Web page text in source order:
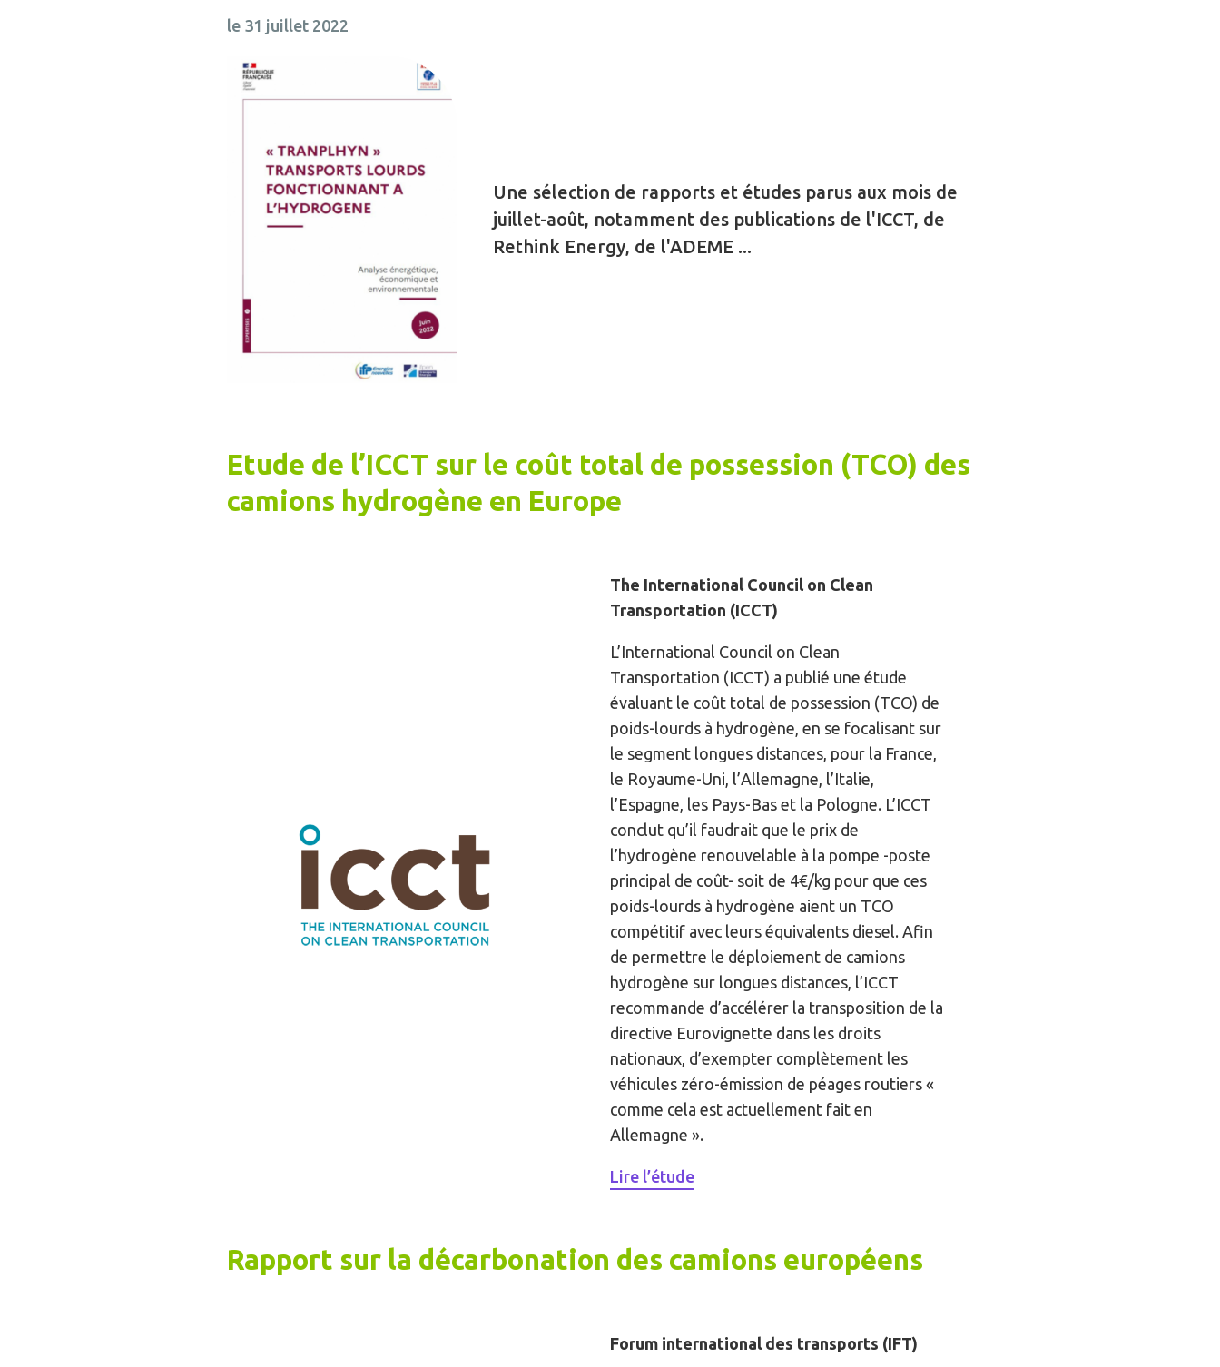
le 31 juillet 2022
Une sélection de rapports et études parus aux mois de
juillet-août, notamment des publications de l'ICCT, de
Rethink Energy, de l'ADEME ...
Etude de l’ICCT sur le coût total de possession (TCO) des
camions hydrogène en Europe
The International Council on Clean
Transportation (ICCT)
L’International Council on Clean
Transportation (ICCT) a publié une étude
évaluant le coût total de possession (TCO) de
poids-lourds à hydrogène, en se focalisant sur
le segment longues distances, pour la France,
le Royaume-Uni, l’Allemagne, l’Italie,
l’Espagne, les Pays-Bas et la Pologne. L’ICCT
conclut qu’il faudrait que le prix de
l’hydrogène renouvelable à la pompe -poste
principal de coût- soit de 4€/kg pour que ces
poids-lourds à hydrogène aient un TCO
compétitif avec leurs équivalents diesel. Afin
de permettre le déploiement de camions
hydrogène sur longues distances, l’ICCT
recommande d’accélérer la transposition de la
directive Eurovignette dans les droits
nationaux, d’exempter complètement les
véhicules zéro-émission de péages routiers «
comme cela est actuellement fait en
Allemagne ».
Lire l’étude
Rapport sur la décarbonation des camions européens
Forum international des transports (IFT)